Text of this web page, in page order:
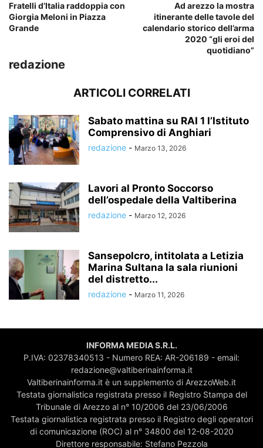
Fratelli d’Italia raddoppia con
Giorgia Meloni in Piazza
Grande
Ad arezzo la mostra
itinerante delle tavole del
calendario storico dell’arma
2020 “gli eroi del
quotidiano”
redazione
ARTICOLI CORRELATI
Sabato mattina su RAI 1 l’Istituto
Comprensivo di Anghiari
redazione - Marzo 13, 2026
Lavori al Pronto Soccorso
dell’ospedale della Valtiberina
redazione - Marzo 12, 2026
Sansepolcro, intitolata a Letizia
Marina Sultana la sala riunioni
del distretto...
redazione - Marzo 11, 2026
INFORMA MEDIA S.R.L.
P.IVA: 02378340513 - Numero REA: AR-206189 - email:
redazione@valtiberinainforma.it
Valtiberinainforma.it è un supplemento di ArezzoWeb.it
Testata giornalistica registrata presso il Registro Stampa del
Tribunale di Arezzo al n° 10/2006 del 23/06/2006
Testata giornalistica registrata presso il Registro degli operatori
di comunicazione (ROC) al n° 34800 del 12-08-2020
Direttore responsabile: Stefano Pezzola